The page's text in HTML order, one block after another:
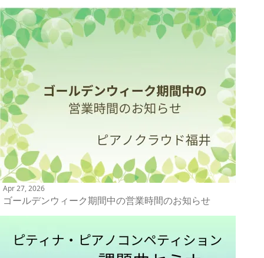
Apr 27, 2026
ゴールデンウィーク期間中の営業時間のお知らせ